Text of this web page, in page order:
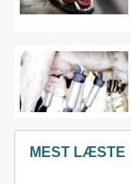
MEST LÆSTE